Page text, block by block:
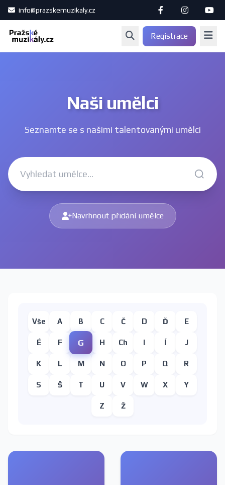
info@prazskemuzikaly.cz
Registrace
Naši umělci
Seznamte se s našimi talentovanými umělci
Navrhnout přidání umělce
Vše A B C Č D Ď E
É F G H Ch I Í J
K L M N O P Q R
S Š T U V W X Y
Z Ž